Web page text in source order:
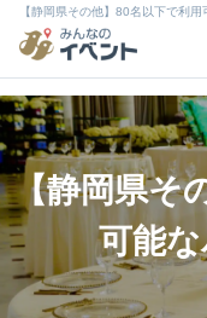
【静岡県その他】80名以下で利
【静岡県そ
可能